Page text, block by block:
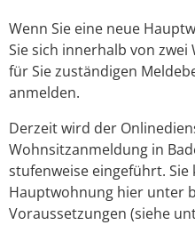
Wenn Sie eine neue
Sie sich innerhalb von
für Sie zuständigen
anmelden.
Derzeit wird der
Wohnsitzanmeldung in
stufenweise eingeführt.
Hauptwohnung hier unter
Voraussetzungen (siehe